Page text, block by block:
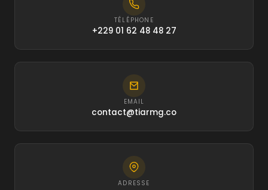
TÉLÉPHONE
+229 01 62 48 48 27
EMAIL
contact@tiarmg.co
ADRESSE